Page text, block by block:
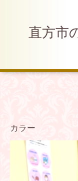
直方市
カラー